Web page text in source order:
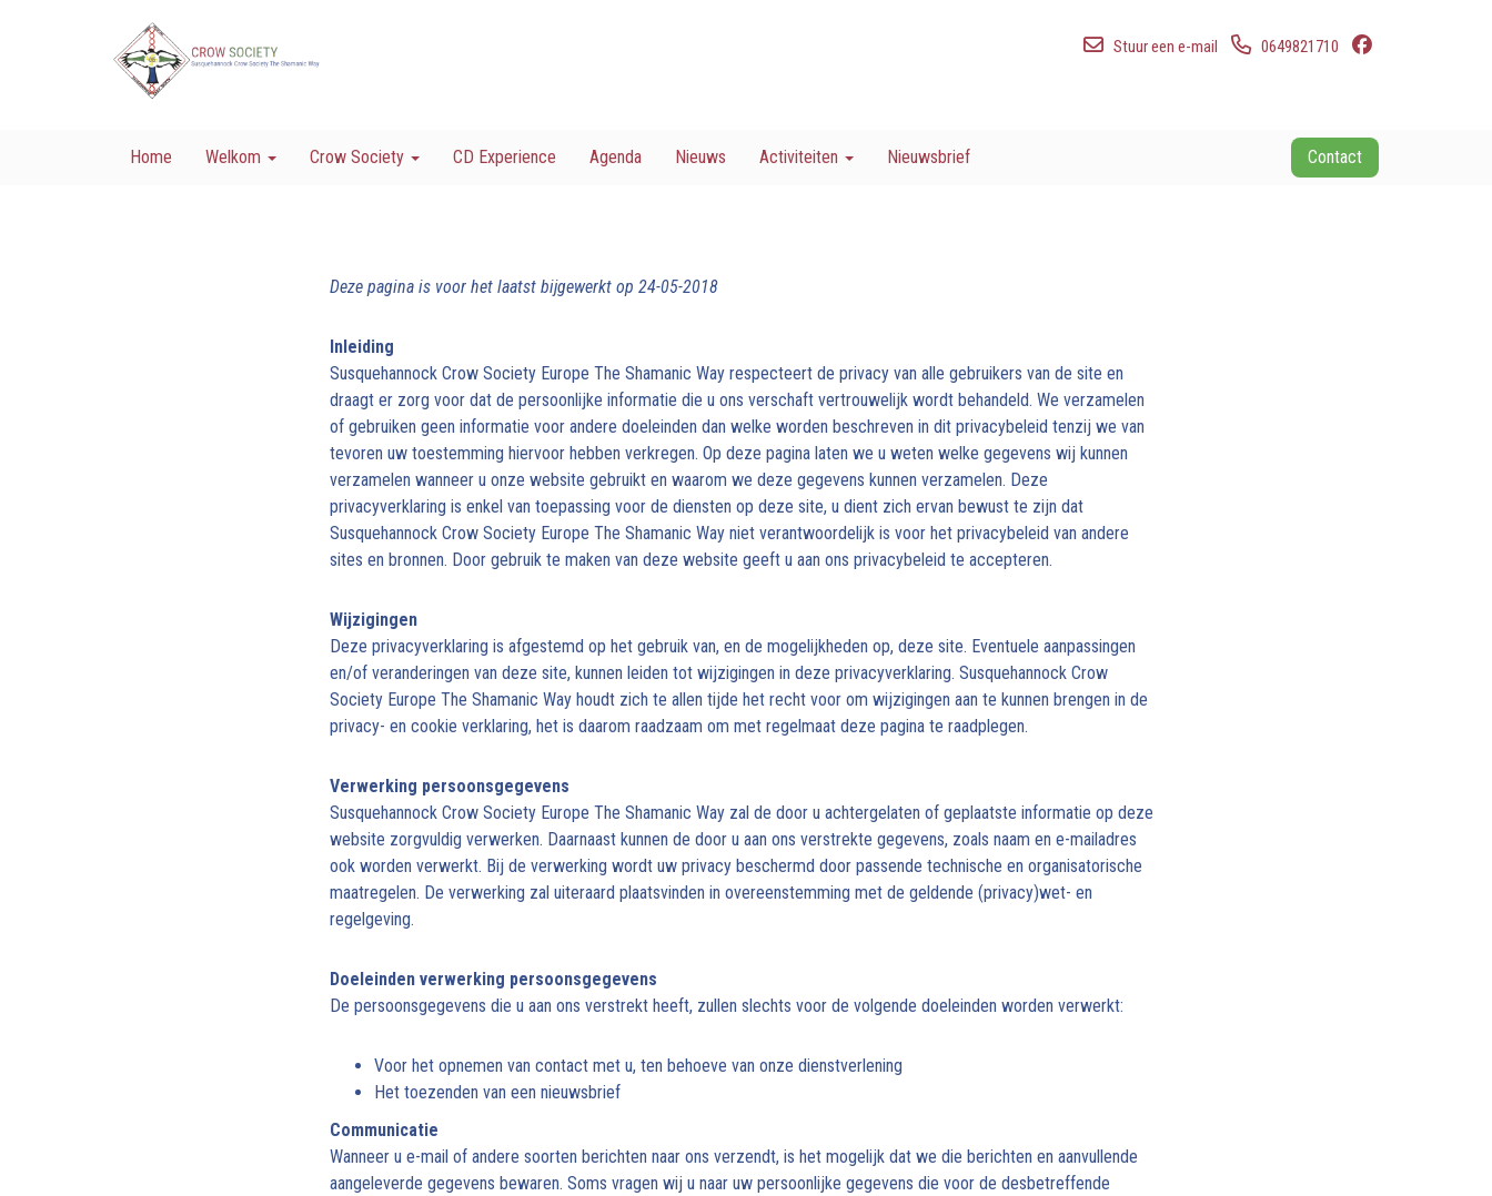
Stuur een e-mail 0649821710
Home Welkom Crow Society CD Experience Agenda Nieuws Contact
Activiteiten Nieuwsbrief
Deze pagina is voor het laatst bijgewerkt op 24-05-2018
Inleiding
Susquehannock Crow Society Europe The Shamanic Way respecteert de privacy van alle gebruikers van de site en
draagt er zorg voor dat de persoonlijke informatie die u ons verschaft vertrouwelijk wordt behandeld. We verzamelen
of gebruiken geen informatie voor andere doeleinden dan welke worden beschreven in dit privacybeleid tenzij we van
tevoren uw toestemming hiervoor hebben verkregen. Op deze pagina laten we u weten welke gegevens wij kunnen
verzamelen wanneer u onze website gebruikt en waarom we deze gegevens kunnen verzamelen. Deze
privacyverklaring is enkel van toepassing voor de diensten op deze site, u dient zich ervan bewust te zijn dat
Susquehannock Crow Society Europe The Shamanic Way niet verantwoordelijk is voor het privacybeleid van andere
sites en bronnen. Door gebruik te maken van deze website geeft u aan ons privacybeleid te accepteren.
Wijzigingen
Deze privacyverklaring is afgestemd op het gebruik van, en de mogelijkheden op, deze site. Eventuele aanpassingen
en/of veranderingen van deze site, kunnen leiden tot wijzigingen in deze privacyverklaring. Susquehannock Crow
Society Europe The Shamanic Way houdt zich te allen tijde het recht voor om wijzigingen aan te kunnen brengen in de
privacy- en cookie verklaring, het is daarom raadzaam om met regelmaat deze pagina te raadplegen.
Verwerking persoonsgegevens
Susquehannock Crow Society Europe The Shamanic Way zal de door u achtergelaten of geplaatste informatie op deze
website zorgvuldig verwerken. Daarnaast kunnen de door u aan ons verstrekte gegevens, zoals naam en e-mailadres
ook worden verwerkt. Bij de verwerking wordt uw privacy beschermd door passende technische en organisatorische
maatregelen. De verwerking zal uiteraard plaatsvinden in overeenstemming met de geldende (privacy)wet- en
regelgeving.
Doeleinden verwerking persoonsgegevens
De persoonsgegevens die u aan ons verstrekt heeft, zullen slechts voor de volgende doeleinden worden verwerkt:
Voor het opnemen van contact met u, ten behoeve van onze dienstverlening
Het toezenden van een nieuwsbrief
Communicatie
Wanneer u e-mail of andere soorten berichten naar ons verzendt, is het mogelijk dat we die berichten en aanvullende
aangeleverde gegevens bewaren. Soms vragen wij u naar uw persoonlijke gegevens die voor de desbetreffende